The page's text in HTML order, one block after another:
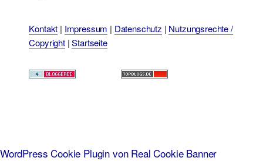
Kontakt | Impressum | Datenschutz | Nutzungsrechte /
Copyright|Startseite
WordPress Cookie Plugin von Real Cookie Banner